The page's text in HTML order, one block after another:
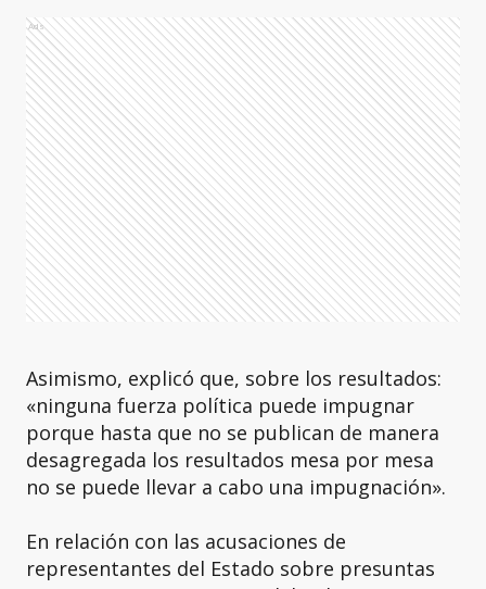
Ads
Asimismo, explicó que, sobre los resultados:
«ninguna fuerza política puede impugnar
porque hasta que no se publican de manera
desagregada los resultados mesa por mesa
no se puede llevar a cabo una impugnación».
En relación con las acusaciones de
representantes del Estado sobre presuntas